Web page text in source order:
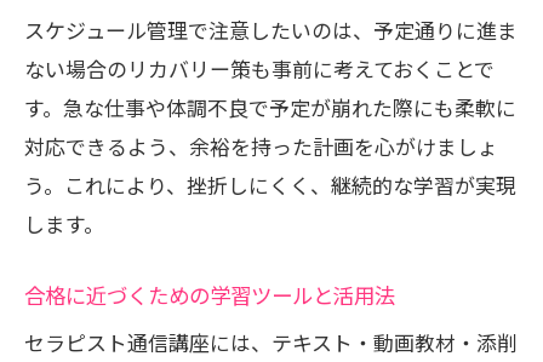
スケジュール管理で注意したいのは、予定通りに進ま
ない場合のリカバリー策も事前に考えておくことで
す。急な仕事や体調不良で予定が崩れた際にも柔軟に
対応できるよう、余裕を持った計画を心がけましょ
う。これにより、挫折しにくく、継続的な学習が実現
します。
合格に近づくための学習ツールと活用法
セラピスト通信講座には、テキスト・動画教材・添削